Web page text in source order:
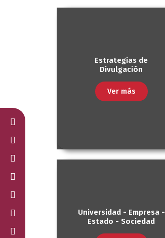
Estrategias de
Divulgación
Ver más
Universidad - Empresa -
Estado - Sociedad